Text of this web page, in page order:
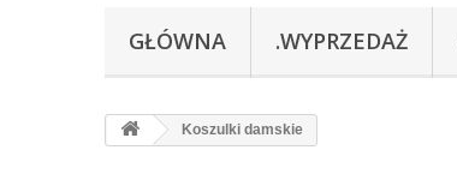
GŁÓWNA .WYPRZEDAŻ
Koszulki damskie